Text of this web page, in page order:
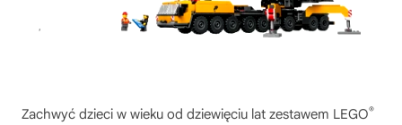
Zachwyć dzieci w wieku od dziewięciu lat zestawem LEGO®